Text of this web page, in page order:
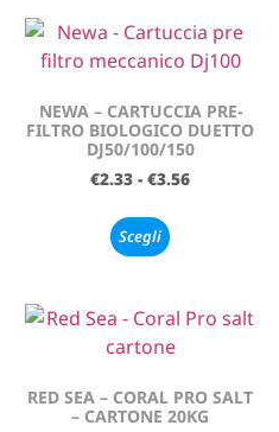
NEWA – CARTUCCIA PRE-
FILTRO BIOLOGICO DUETTO
DJ50/100/150
€2.33 - €3.56
Scegli
RED SEA – CORAL PRO SALT
– CARTONE 20KG